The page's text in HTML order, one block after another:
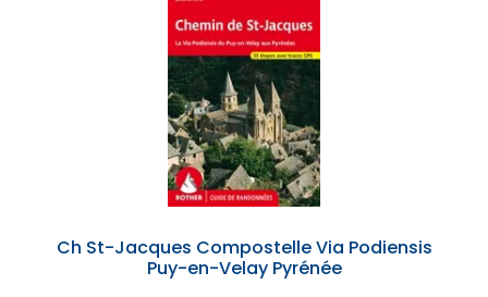
Ch St-Jacques Compostelle Via Podiensis
Puy-en-Velay Pyrénée